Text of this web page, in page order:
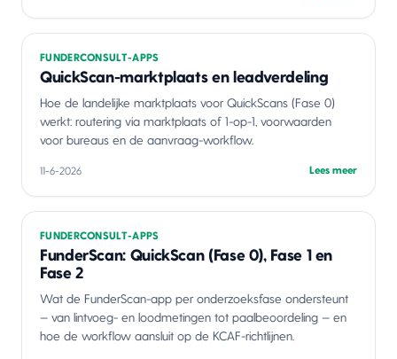
FUNDERCONSULT-APPS
QuickScan-marktplaats en leadverdeling
Hoe de landelijke marktplaats voor QuickScans (Fase 0)
werkt: routering via marktplaats of 1-op-1, voorwaarden
voor bureaus en de aanvraag-workflow.
11-6-2026 Lees meer
FUNDERCONSULT-APPS
FunderScan: QuickScan (Fase 0), Fase 1 en
Fase 2
Wat de FunderScan-app per onderzoeksfase ondersteunt
— van lintvoeg- en loodmetingen tot paalbeoordeling — en
hoe de workflow aansluit op de KCAF-richtlijnen.